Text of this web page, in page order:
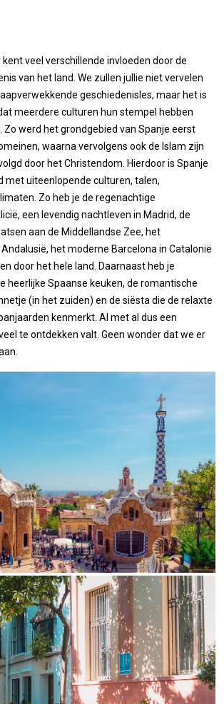
kent veel verschillende invloeden door de
van het land. We zullen jullie niet vervelen
geschiedenisles, maar het is
meerdere culturen hun stempel hebben
Zo werd het grondgebied van Spanje eerst
waarna vervolgens ook de Islam zijn
door het Christendom. Hierdoor is Spanje
met uiteenlopende culturen, talen,
Zo heb je de regenachtige
een levendig nachtleven in Madrid, de
aan de Middellandse Zee, het
het moderne Barcelona in Catalonië
door het hele land. Daarnaast heb je
heerlijke Spaanse keuken, de romantische
(in het zuiden) en de siësta die de relaxte
kenmerkt. Al met al dus een
te ontdekken valt. Geen wonder dat we er